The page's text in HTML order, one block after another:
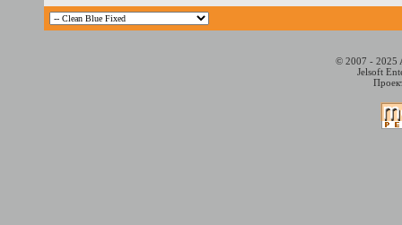
© 2007 - 2025
Jelsoft